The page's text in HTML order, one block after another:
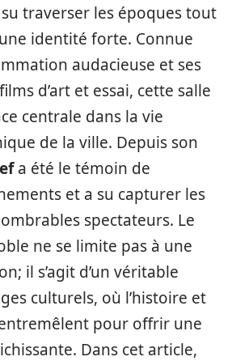
traverser les époques tout
identité forte. Connue
audacieuse et ses
d’art et essai, cette salle
centrale dans la vie
de la ville. Depuis son
a été le témoin de
et a su capturer les
spectateurs. Le
ne se limite pas à une
il s’agit d’un véritable
culturels, où l’histoire et
pour offrir une
Dans cet article,